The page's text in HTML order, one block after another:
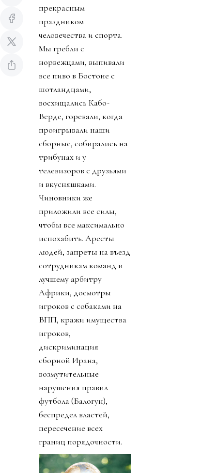
прекрасным
праздником
человечества и спорта.
Мы гребли с
норвежцами, выпивали
все пиво в Бостоне с
шотландцами,
восхищались Кабо-
Верде, горевали, когда
проигрывали наши
сборные, собирались на
трибунах и у
телевизоров с друзьями
и вкусняшками.
Чиновники же
приложили все силы,
чтобы все максимально
испохабить. Аресты
людей, запреты на въезд
сотрудникам команд и
лучшему арбитру
Африки, досмотры
игроков с собаками на
ВПП, кражи имущества
игроков,
дискриминация
сборной Ирана,
возмутительные
нарушения правил
футбола (Балогун),
беспредел властей,
пересечение всех
границ порядочности.